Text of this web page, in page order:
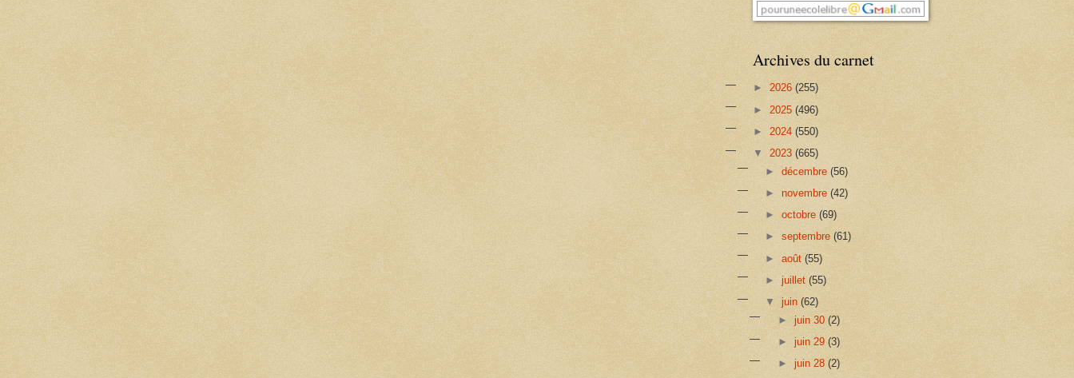
Archives du carnet
► 2026 (255)
► 2025 (496)
► 2024 (550)
▼ 2023 (665)
►décembre(56)
►novembre(42)
►octobre(69)
►septembre(61)
►août(55)
►juillet(55)
▼ juin(62)
► juin 30 (2)
► juin 29 (3)
► juin 28 (2)